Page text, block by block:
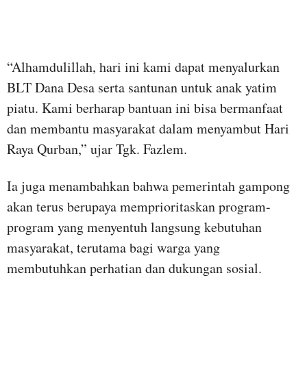
“Alhamdulillah, hari ini kami dapat menyalurkan
BLT Dana Desa serta santunan untuk anak yatim
piatu. Kami berharap bantuan ini bisa bermanfaat
dan membantu masyarakat dalam menyambut Hari
Raya Qurban,” ujar Tgk. Fazlem.
Ia juga menambahkan bahwa pemerintah gampong
akan terus berupaya memprioritaskan program-
program yang menyentuh langsung kebutuhan
masyarakat, terutama bagi warga yang
membutuhkan perhatian dan dukungan sosial.